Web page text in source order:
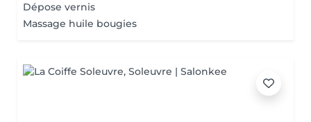
Dépose vernis
Massage huile bougies